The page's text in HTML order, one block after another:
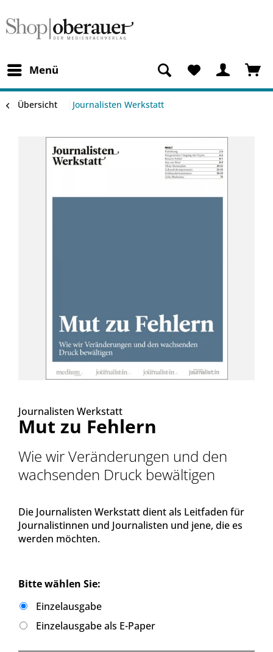
Menü
Übersicht Journalisten Werkstatt
Journalisten Werkstatt
Mut zu Fehlern
Wie wir Veränderungen und den
wachsenden Druck bewältigen
Die Journalisten Werkstatt dient als Leitfaden für
Journalistinnen und Journalisten und jene, die es
werden möchten.
Bitte wählen Sie:
Einzelausgabe
Einzelausgabe als E-Paper